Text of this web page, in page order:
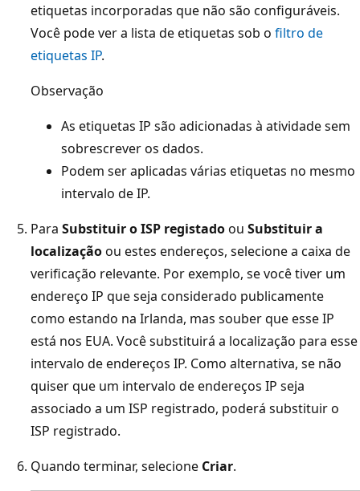
etiquetas incorporadas que não são configuráveis.
Você pode ver a lista de etiquetas sob o filtro de
etiquetas IP.
Observação
As etiquetas IP são adicionadas à atividade sem
sobrescrever os dados.
Podem ser aplicadas várias etiquetas no mesmo
intervalo de IP.
Para Substituir o ISP registadoou Substituir a
localizaçãoou estes endereços, selecione a caixa de
verificação relevante. Por exemplo, se você tiver um
endereço IP que seja considerado publicamente
como estando na Irlanda, mas souber que esse IP
está nos EUA. Você substituirá a localização para esse
intervalo de endereços IP. Como alternativa, se não
quiser que um intervalo de endereços IP seja
associado a um ISP registrado, poderá substituir o
ISP registrado.
Quando terminar, selecione Criar.